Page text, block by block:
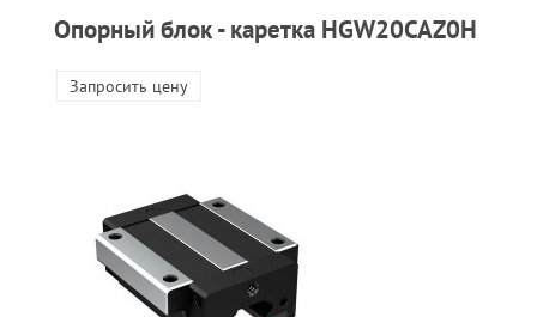
Опорный блок - каретка HGW20CAZ0H
Запросить цену